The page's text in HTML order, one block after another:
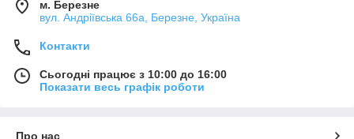
м. Березне
вул. Андріївська 66а, Березне, Україна
Контакти
Сьогодні працює з 10:00 до 16:00
Показати весь графік роботи
Про нас